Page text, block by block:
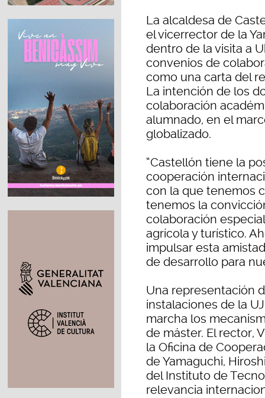
La alcaldesa de
el vicerrector de la
dentro de la visita a
convenios de
como una carta del
La intención de los
colaboración
alumnado, en el
globalizado.
“Castellón tiene la
cooperación
con la que tenemos
tenemos la
colaboración
agrícola y turístico.
impulsar esta
de desarrollo para
Una representación
instalaciones de la
marcha los
de máster. El rector,
la Oficina de
de Yamaguchi,
del Instituto de
relevancia